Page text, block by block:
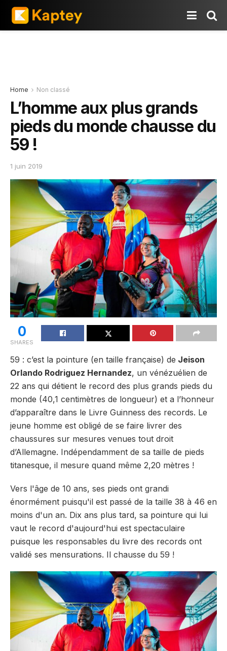
Home Non classé
L’homme aux plus grands
pieds du monde chausse du
59 !
1 juin 2019
0
SHARES
59 : c’est la pointure (en taille française) de Jeison
Orlando Rodriguez Hernandez, un vénézuélien de
22 ans qui détient le record des plus grands pieds du
monde (40,1 centimètres de longueur) et a l’honneur
d’apparaître dans le Livre Guinness des records. Le
jeune homme est obligé de se faire livrer des
chaussures sur mesures venues tout droit
d’Allemagne. Indépendamment de sa taille de pieds
titanesque, il mesure quand même 2,20 mètres !
Vers l'âge de 10 ans, ses pieds ont grandi
énormément puisqu'il est passé de la taille 38 à 46 en
moins d'un an. Dix ans plus tard, sa pointure qui lui
vaut le record d'aujourd'hui est spectaculaire
puisque les responsables du livre des records ont
validé ses mensurations. Il chausse du 59 !